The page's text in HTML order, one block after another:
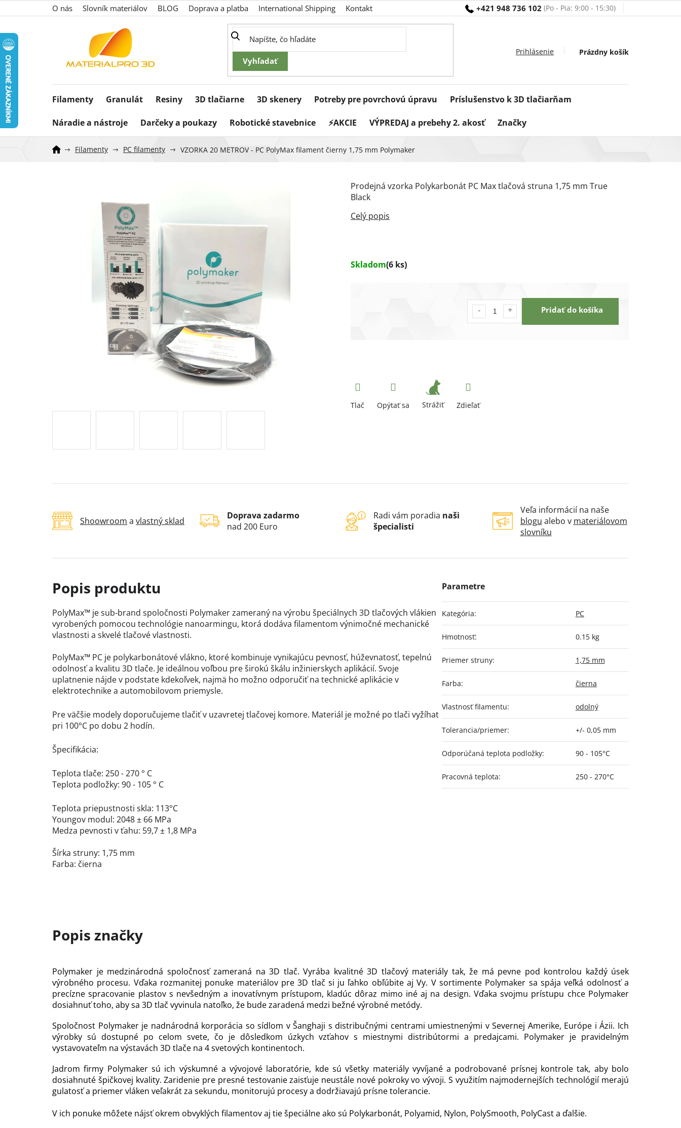
na
+421 948 736 102
O nás Slovník materiálov BLOG Doprava a platba International Shipping Kontakt
Nákupný
Prázdny košík
Filamenty Granulát Resiny 3D tlačiarne 3D skenery Potreby pre povrchovú úpravu Príslušenstvo k 3D tlačiarňam
Náradie a nástroje Darčeky a poukazy Robotické stavebnice ⚡AKCIE VÝPREDAJ a prebehy 2. akosť Značky
Filamenty PC filamenty VZORKA 20 METROV - PC PolyMax filament čierny 1,75 mm Polymaker
Skladom(6 ks)
Pridať do košíka
Prodejná vzorka Polykarbonát PC Max tlačová struna 1,75 mm True
Black
Tlač Opýtať sa Strážiť Zdieľať
Shoowroom a vlastný sklad
Doprava zadarmo
nad 200 Euro
Radi vám poradia naši
špecialisti
Veľa informácií na naše
blogu alebo v materiálovom
slovníku
PolyMax™ je sub-brand spoločnosti Polymaker zameraný na výrobu špeciálnych 3D tlačových vlákien
vyrobených pomocou technológie nanoarmingu, ktorá dodáva filamentom výnimočné mechanické
vlastnosti a skvelé tlačové vlastnosti.
PolyMax™ PC je polykarbonátové vlákno, ktoré kombinuje vynikajúcu pevnosť, húževnatosť, tepelnú
odolnosť a kvalitu 3D tlače. Je ideálnou voľbou pre širokú škálu inžinierskych aplikácií. Svoje
uplatnenie nájde v podstate kdekoľvek, najmä ho možno odporučiť na technické aplikácie v
elektrotechnike a automobilovom priemysle.
Pre väčšie modely doporučujeme tlačiť v uzavretej tlačovej komore. Materiál je možné po tlači vyžíhat
pri 100°C po dobu 2 hodín.
Špecifikácia:
Teplota tlače: 250 - 270 ° C
Teplota podložky: 90 - 105 ° C
Teplota priepustnosti skla: 113°C
Youngov modul: 2048 ± 66 MPa
Medza pevnosti v ťahu: 59,7 ± 1,8 MPa
Šírka struny: 1,75 mm
Farba: čierna
Kategória: PC
Hmotnosť: 0.15 kg
Priemer struny: 1,75 mm
Farba: čierna
Vlastnosť filamentu: odolný
Tolerancia/priemer: +/- 0,05 mm
Odporúčaná teplota podložky: 90 - 105°C
Pracovná teplota: 250 - 270°C
Polymaker je medzinárodná spoločnosť zameraná na 3D tlač. Vyrába kvalitné 3D tlačový materiály tak, že má pevne pod kontrolou každý úsek
výrobného procesu. Vďaka rozmanitej ponuke materiálov pre 3D tlač si ju ľahko obľúbite aj Vy. V sortimente Polymaker sa spája veľká odolnosť a
precízne spracovanie plastov s nevšedným a inovatívnym prístupom, kladúc dôraz mimo iné aj na design. Vďaka svojmu prístupu chce Polymaker
dosiahnuť toho, aby sa 3D tlač vyvinula natoľko, že bude zaradená medzi bežné výrobné metódy.
Spoločnost Polymaker je nadnárodná korporácia so sídlom v Šanghaji s distribučnými centrami umiestnenými v Severnej Amerike, Európe i Ázii. Ich
výrobky sú dostupné po celom svete, čo je dôsledkom úzkych vzťahov s miestnymi distribútormi a predajcami. Polymaker je pravidelným
vystavovateľm na výstavách 3D tlače na 4 svetových kontinentoch.
Jadrom firmy Polymaker sú ich výskumné a vývojové laboratórie, kde sú všetky materiály vyvíjané a podrobované prísnej kontrole tak, aby bolo
dosiahnuté špičkovej kvality. Zaridenie pre presné testovanie zaisťuje neustále nové pokroky vo vývoji. S využitím najmodernejších technológií merajú
gulatosť a priemer vláken veľakrát za sekundu, monitorujú procesy a dodržiavajú prísne tolerancie.
V ich ponuke môžete nájsť okrem obvyklých filamentov aj tie špeciálne ako sú Polykarbonát, Polyamid, Nylon, PolySmooth, PolyCast a ďalšie.